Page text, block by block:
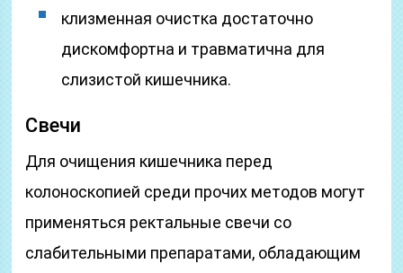
клизменная очистка достаточно
дискомфортна и травматична для
слизистой кишечника.
Свечи
Для очищения кишечника перед
колоноскопией среди прочих методов могут
применяться ректальные свечи со
слабительными препаратами, обладающим